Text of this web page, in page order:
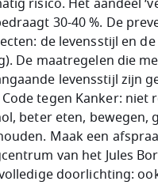
risico. Het aandeel
30-40 %. De
de levensstijl en
De maatregelen die
levensstijl zijn
Code tegen Kanker: niet
beter eten, bewegen,
Maak een
van het Jules
doorlichting: